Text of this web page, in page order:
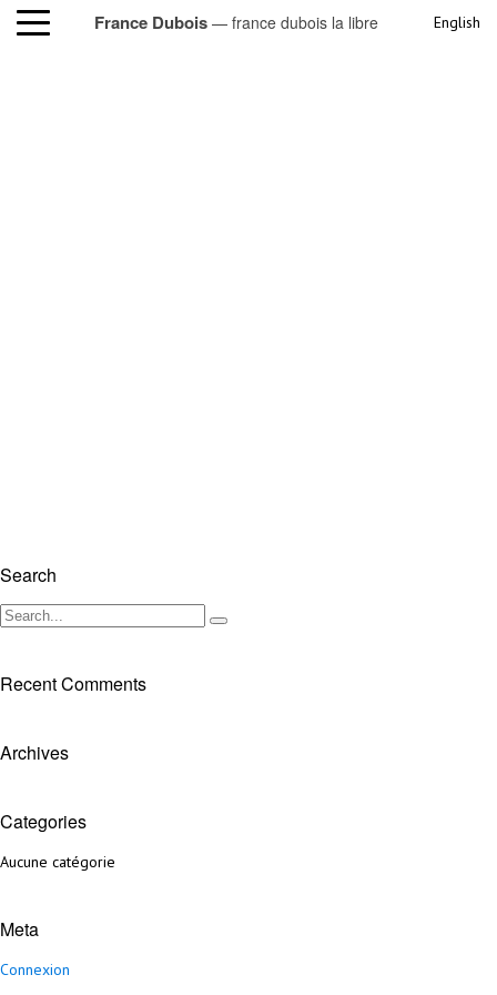
France Dubois — france dubois la libre English
france dubois la libre
Search
Recent Comments
Archives
Categories
Aucune catégorie
Meta
Connexion